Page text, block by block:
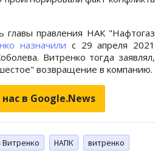
главы правления НАК "Нафтогаз
назначили с 29 апреля 2021
Витренко тогда заявлял,
возвращение в компанию.
в Google.News
НАПК витренко